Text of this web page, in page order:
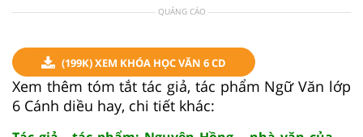
QUẢNG CÁO
(199K) XEM KHÓA HỌC VĂN 6 CD
Xem thêm tóm tắt tác giả, tác phẩm Ngữ Văn lớp
6 Cánh diều hay, chi tiết khác: